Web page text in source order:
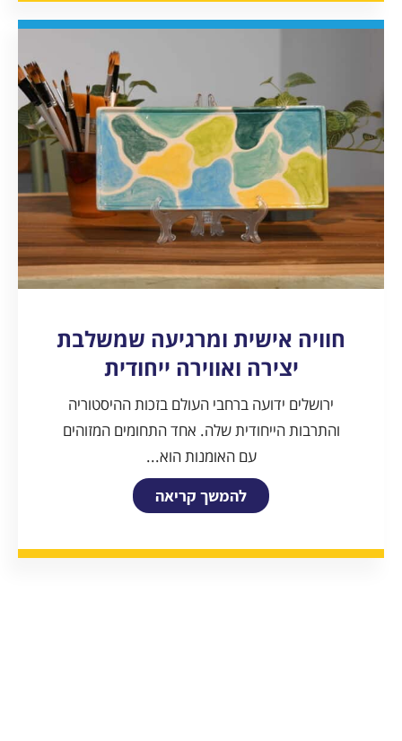
חוויה אישית ומרגיעה שמשלבת
יצירה ואווירה ייחודית
ירושלים ידועה ברחבי העולם בזכות ההיסטוריה
והתרבות הייחודית שלה. אחד התחומים המזוהים
עם האומנות הוא...
להמשך קריאה